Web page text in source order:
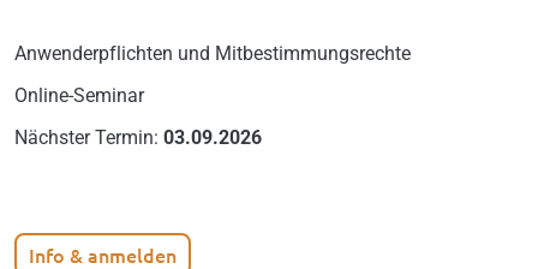
Anwenderpflichten und Mitbestimmungsrechte
Online-Seminar
Nächster Termin: 03.09.2026
Info & anmelden